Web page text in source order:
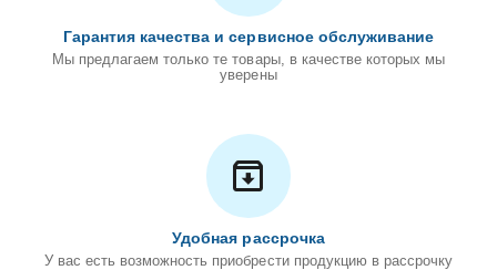
Гарантия качества и сервисное обслуживание
Мы предлагаем только те товары, в качестве которых мы
уверены
Удобная рассрочка
У вас есть возможность приобрести продукцию в рассрочку